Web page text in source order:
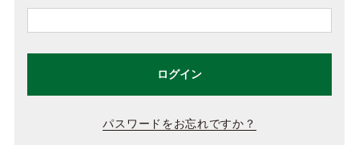
ログイン
パスワードをお忘れですか？